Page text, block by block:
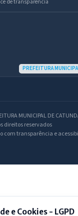
de transparência
PREFEITURA
MUNICIPAL DE
direitos reservados
com transparência e
e Cookies - LGPD
Portal
Carta de serviços